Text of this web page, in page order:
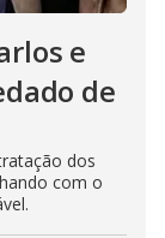
e
de
dos
com o